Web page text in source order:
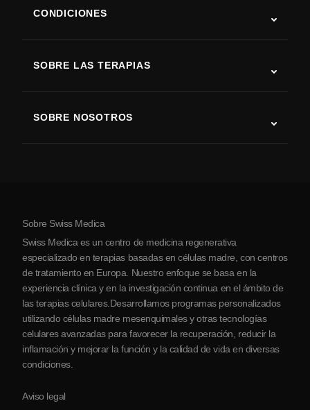
CONDICIONES
Enfermedad de Parkinson
Artritis
SOBRE LAS TERAPIAS
SOBRE NOSOTROS
Sobre Serbia
Colaboraciones
Sobre Swiss Medica
Swiss Medica es un centro de medicina regenerativa
especializado en terapias basadas en células madre, con centros
de tratamiento en Europa. Nuestro enfoque se basa en la
experiencia clínica y en la investigación continua en el ámbito de
las terapias celulares.Desarrollamos programas personalizados
utilizando células madre mesenquimales y otras tecnologías
celulares avanzadas para favorecer la recuperación, reducir la
inflamación y mejorar la función y la calidad de vida en diversas
condiciones.
Aviso legal